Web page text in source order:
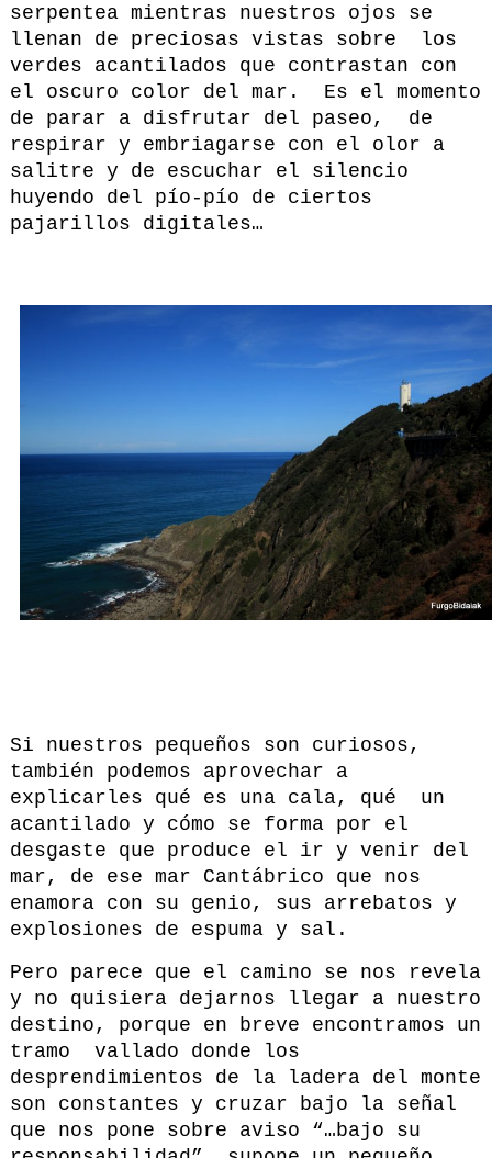
serpentea mientras nuestros ojos se
llenan de preciosas vistas sobre los
verdes acantilados que contrastan con
el oscuro color del mar. Es el momento
de parar a disfrutar del paseo, de
respirar y embriagarse con el olor a
salitre y de escuchar el silencio
huyendo del pío-pío de ciertos
pajarillos digitales…
Si nuestros pequeños son curiosos,
también podemos aprovechar a
explicarles qué es una cala, qué un
acantilado y cómo se forma por el
desgaste que produce el ir y venir del
mar, de ese mar Cantábrico que nos
enamora con su genio, sus arrebatos y
explosiones de espuma y sal.
Pero parece que el camino se nos revela
y no quisiera dejarnos llegar a nuestro
destino, porque en breve encontramos un
tramo vallado donde los
desprendimientos de la ladera del monte
son constantes y cruzar bajo la señal
que nos pone sobre aviso “…bajo su